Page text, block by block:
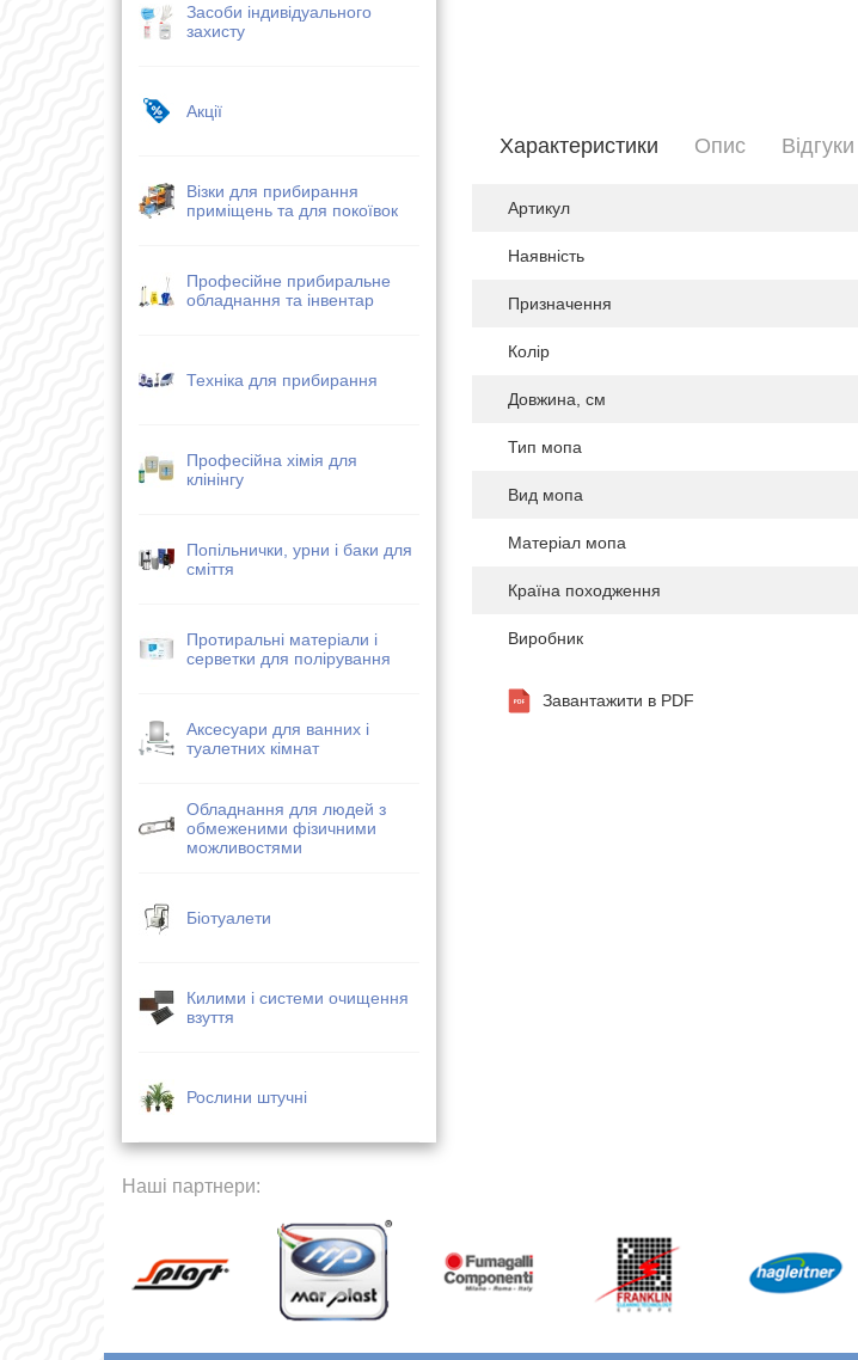
Засоби індивідуального
захисту
Акції
Візки для прибирання
приміщень та для покоївок
Професійне прибиральне
обладнання та інвентар
Техніка для прибирання
Професійна хімія для
клінінгу
Попільнички, урни і баки для
сміття
Протиральні матеріали і
серветки для полірування
Аксесуари для ванних і
туалетних кімнат
Обладнання для людей з
обмеженими фізичними
можливостями
Біотуалети
Килими і системи очищення
взуття
Рослини штучні
Характеристики Опис Вiдгуки
Артикул
Наявність
Призначення
Колір
Довжина, см
Тип мопа
Вид мопа
Матеріал мопа
Країна походження
Виробник
Завантажити в PDF
Наші партнери: